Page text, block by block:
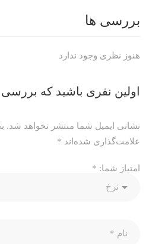
بررسی ها
هنوز نظری وجود ندارد
اولین نفری باشید که
نشانی ایمیل شما منتشر نخواهد شد.
علامت‌گذاری شده‌اند *
امتیاز شما: *